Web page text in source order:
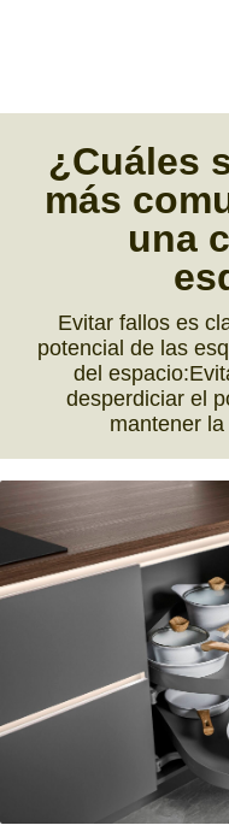
¿Cuáles
más
una
Evitar fallos es
potencial de las
del
desperdiciar el
mantener